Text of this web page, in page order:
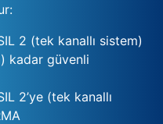
2 (tek kanallı sistem)
kadar güvenli
2’ye (tek kanallı